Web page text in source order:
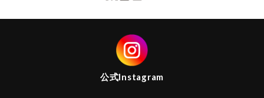
公式Instagram